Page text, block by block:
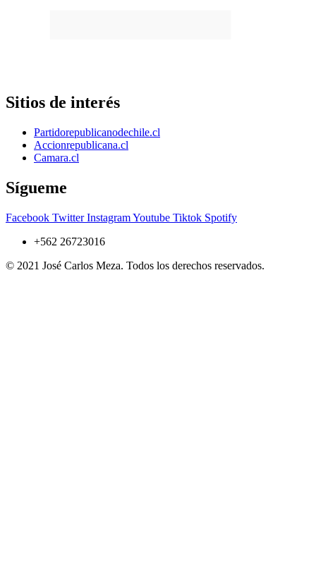
Sitios de interés
Partidorepublicanodechile.cl
Accionrepublicana.cl
Camara.cl
Sígueme
Facebook Twitter InstagramYoutube Tiktok Spotify
+562 26723016
© 2021 José Carlos Meza. Todos los derechos reservados.